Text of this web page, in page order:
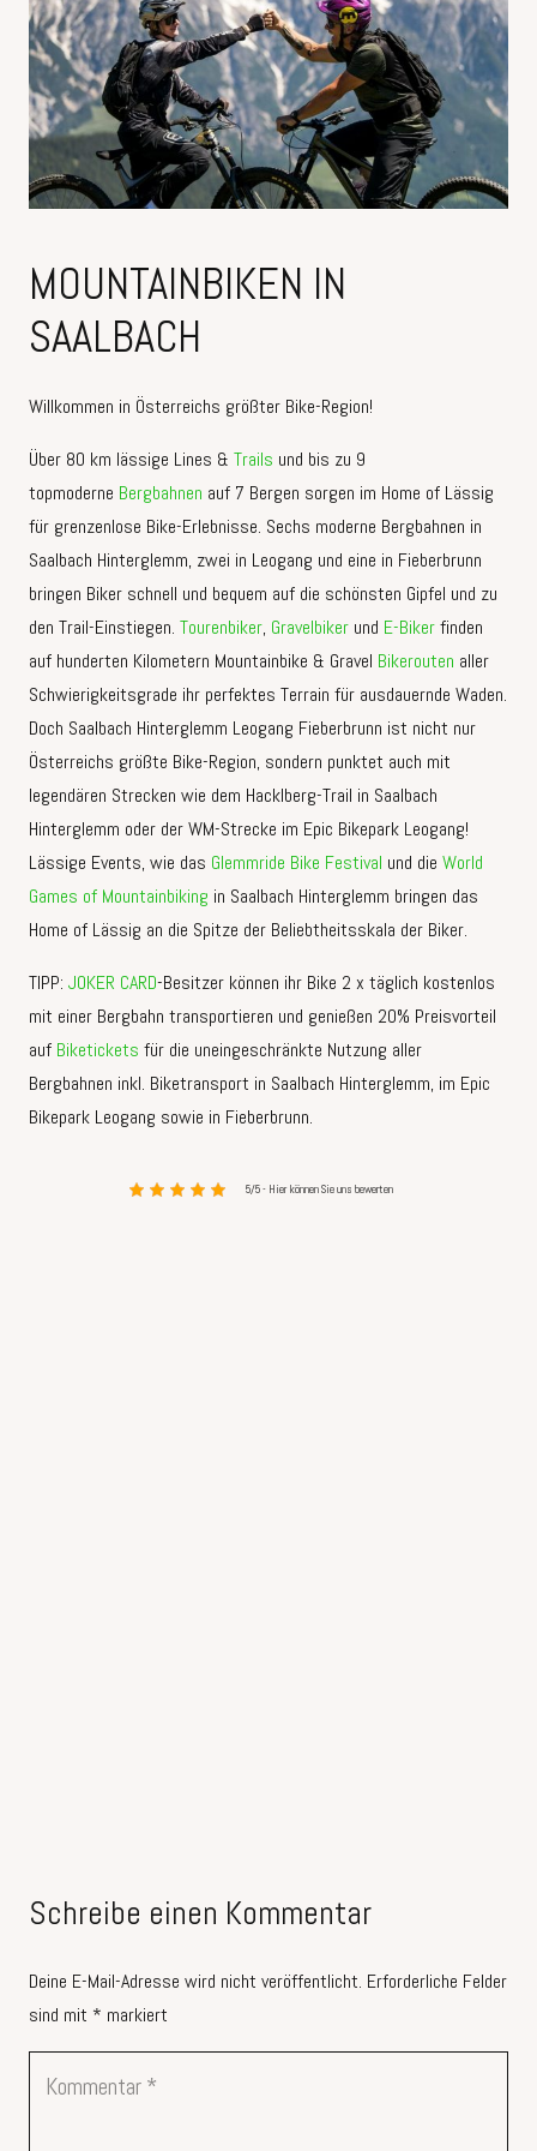
MOUNTAINBIKEN IN
SAALBACH
Willkommen in Österreichs größter Bike-Region!
Über 80 km lässige Lines & Trails und bis zu 9
topmoderne Bergbahnen auf 7 Bergen sorgen im Home of Lässig
für grenzenlose Bike-Erlebnisse. Sechs moderne Bergbahnen in
Saalbach Hinterglemm, zwei in Leogang und eine in Fieberbrunn
bringen Biker schnell und bequem auf die schönsten Gipfel und zu
den Trail-Einstiegen. Tourenbiker, Gravelbiker und E-Bikerfinden
auf hunderten Kilometern Mountainbike & Gravel Bikerouten aller
Schwierigkeitsgrade ihr perfektes Terrain für ausdauernde Waden.
Doch Saalbach Hinterglemm Leogang Fieberbrunn ist nicht nur
Österreichs größte Bike-Region, sondern punktet auch mit
legendären Strecken wie dem Hacklberg-Trail in Saalbach
Hinterglemm oder der WM-Strecke im Epic Bikepark Leogang!
Lässige Events, wie das Glemmride Bike Festival und die World
Games of Mountainbiking in Saalbach Hinterglemm bringen das
Home of Lässig an die Spitze der Beliebtheitsskala der Biker.
TIPP: JOKER CARD-Besitzer können ihr Bike 2 x täglich kostenlos
mit einer Bergbahn transportieren und genießen 20% Preisvorteil
auf Biketickets für die uneingeschränkte Nutzung aller
Bergbahnen inkl. Biketransport in Saalbach Hinterglemm, im Epic
Bikepark Leogang sowie in Fieberbrunn.
5/5 - Hier können Sie uns bewerten
Schreibe einen Kommentar
Deine E-Mail-Adresse wird nicht veröffentlicht. Erforderliche Felder
sind mit * markiert